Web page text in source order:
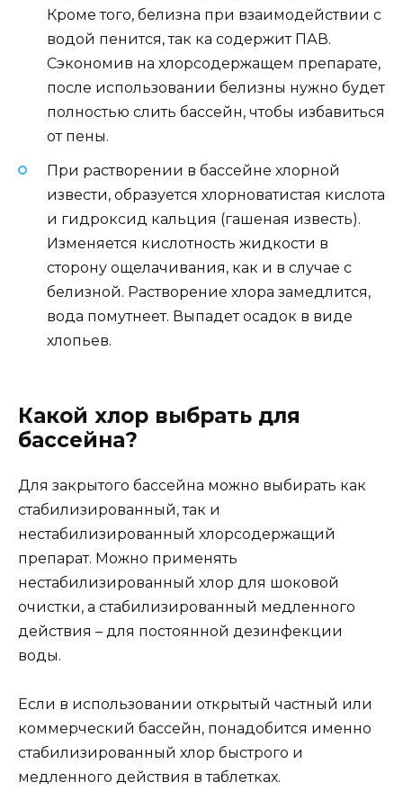
Кроме того, белизна при взаимодействии с
водой пенится, так ка содержит ПАВ.
Сэкономив на хлорсодержащем препарате,
после использовании белизны нужно будет
полностью слить бассейн, чтобы избавиться
от пены.
При растворении в бассейне хлорной
извести, образуется хлорноватистая кислота
и гидроксид кальция (гашеная известь).
Изменяется кислотность жидкости в
сторону ощелачивания, как и в случае с
белизной. Растворение хлора замедлится,
вода помутнеет. Выпадет осадок в виде
хлопьев.
Какой хлор выбрать для
бассейна?
Для закрытого бассейна можно выбирать как
стабилизированный, так и
нестабилизированный хлорсодержащий
препарат. Можно применять
нестабилизированный хлор для шоковой
очистки, а стабилизированный медленного
действия – для постоянной дезинфекции
воды.
Если в использовании открытый частный или
коммерческий бассейн, понадобится именно
стабилизированный хлор быстрого и
медленного действия в таблетках.